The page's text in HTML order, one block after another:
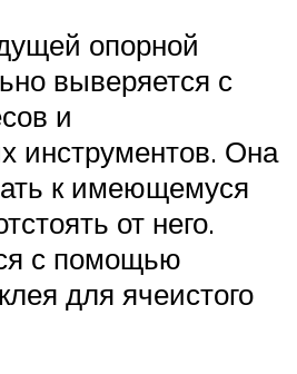
опорной
выверяется с
и
инструментов. Она
к имеющемуся
от него.
с помощью
для ячеистого